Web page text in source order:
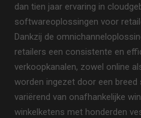
dan tien jaar ervaring in
softwareoplossingen voor
Dankzij de
retailers een consistente en
verkoopkanalen, zowel online
worden ingezet door een breed
variërend van onafhankelijke
winkelketens met honderden